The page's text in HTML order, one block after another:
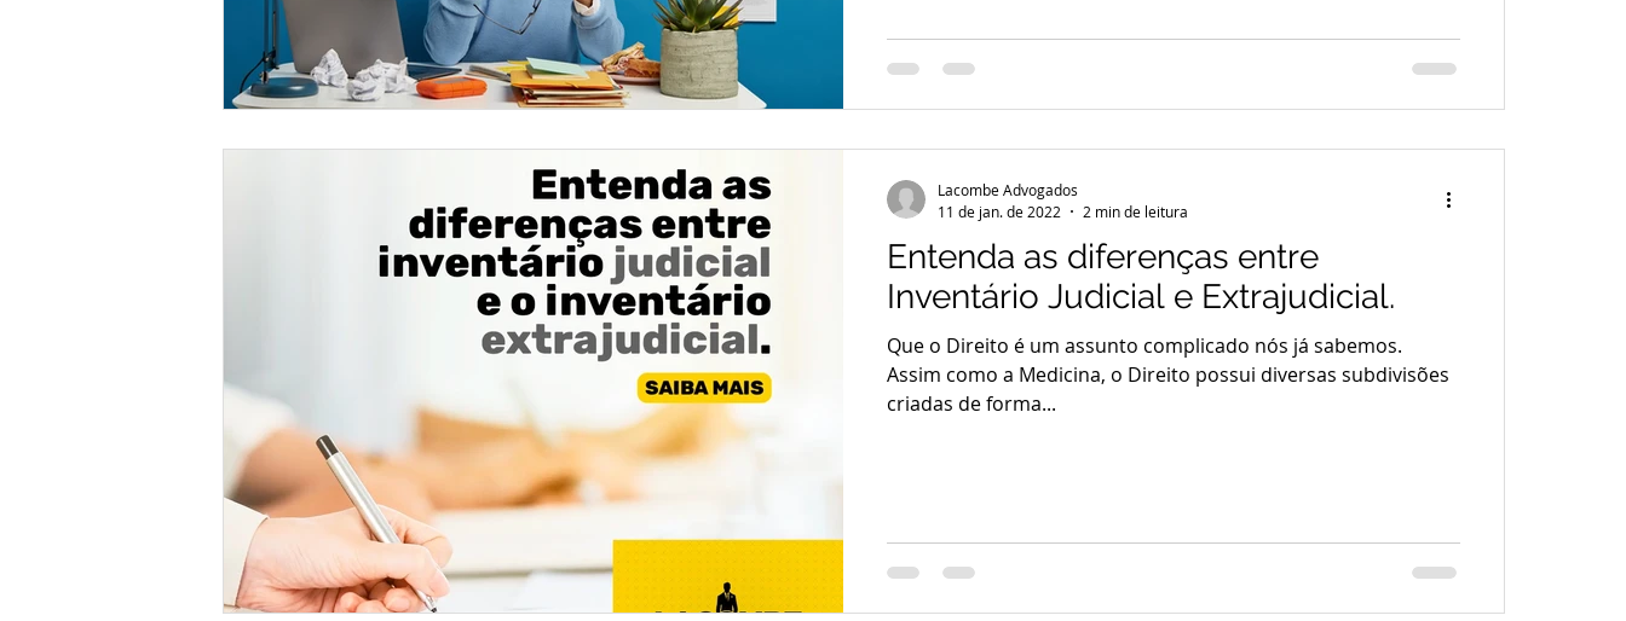
Entenda as diferenças entre
Inventário Judicial e Extrajudicial.
Que o Direito é um assunto complicado nós já sabemos.
Assim como a Medicina, o Direito possui diversas subdivisões
criadas de forma...
Lacombe Advogados
11 de jan. de 2022
2 min de leitura